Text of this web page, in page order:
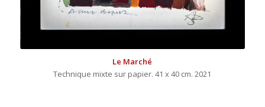
Le Marché
Technique mixte sur papier. 41 x 40 cm. 2021